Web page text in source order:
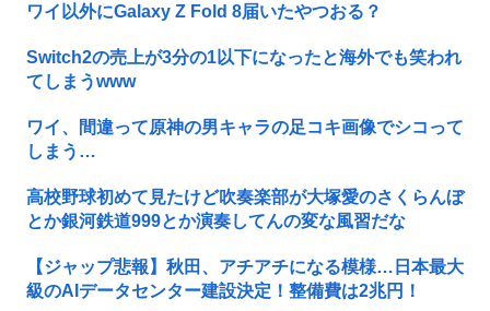
ワイ以外にGalaxy Z Fold 8届いたやつおる？
Switch2の売上が3分の1以下になったと海外でも笑われ
てしまうwww
ワイ、間違って原神の男キャラの足コキ画像でシコって
しまう…
高校野球初めて見たけど吹奏楽部が大塚愛のさくらんぼ
とか銀河鉄道999とか演奏してんの変な風習だな
【ジャップ悲報】秋田、アチアチになる模様…日本最大
級のAIデータセンター建設決定！整備費は2兆円！